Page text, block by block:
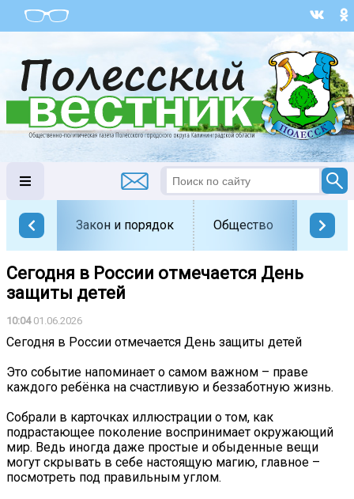
Закон и порядок Общество
Сегодня в России отмечается День
защиты детей
10:0401.06.2026
Сегодня в России отмечается День защиты детей
Это событие напоминает о самом важном – праве
каждого ребёнка на счастливую и беззаботную жизнь.
Собрали в карточках иллюстрации о том, как
подрастающее поколение воспринимает окружающий
мир. Ведь иногда даже простые и обыденные вещи
могут скрывать в себе настоящую магию, главное –
посмотреть под правильным углом.